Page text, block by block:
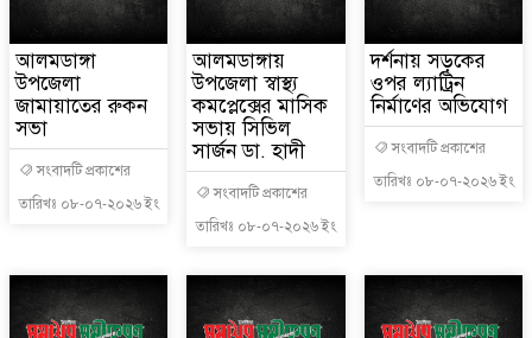
আলমডাঙ্গা
উপজেলা
জামায়াতের রুকন
সভা
সংবাদটি প্রকাশের
তারিখঃ ০৮-০৭-২০২৬ ইং
আলমডাঙ্গায়
উপজেলা স্বাস্থ্য
কমপ্লেক্সের মাসিক
সভায় সিভিল
সার্জন ডা. হাদী
সংবাদটি প্রকাশের
তারিখঃ ০৮-০৭-২০২৬ ইং
দর্শনায় সড়কের
ওপর ল্যাট্রিন
নির্মাণের অভিযোগ
সংবাদটি প্রকাশের
তারিখঃ ০৮-০৭-২০২৬ ইং